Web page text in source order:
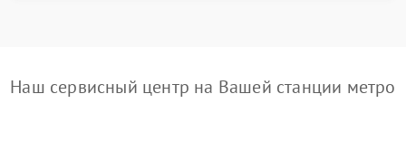
Наш сервисный центр на Вашей станции метро